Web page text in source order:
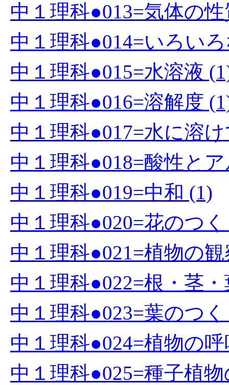
中１理科●013=気体の性
中１理科●014=いろい
中１理科●015=水溶液
中１理科●016=溶解度
中１理科●017=水に溶
中１理科●018=酸性と
中１理科●019=中和 (1)
中１理科●020=花のつ
中１理科●021=植物の観
中１理科●022=根・茎
中１理科●023=葉のつ
中１理科●024=植物の呼
中１理科●025=種子植